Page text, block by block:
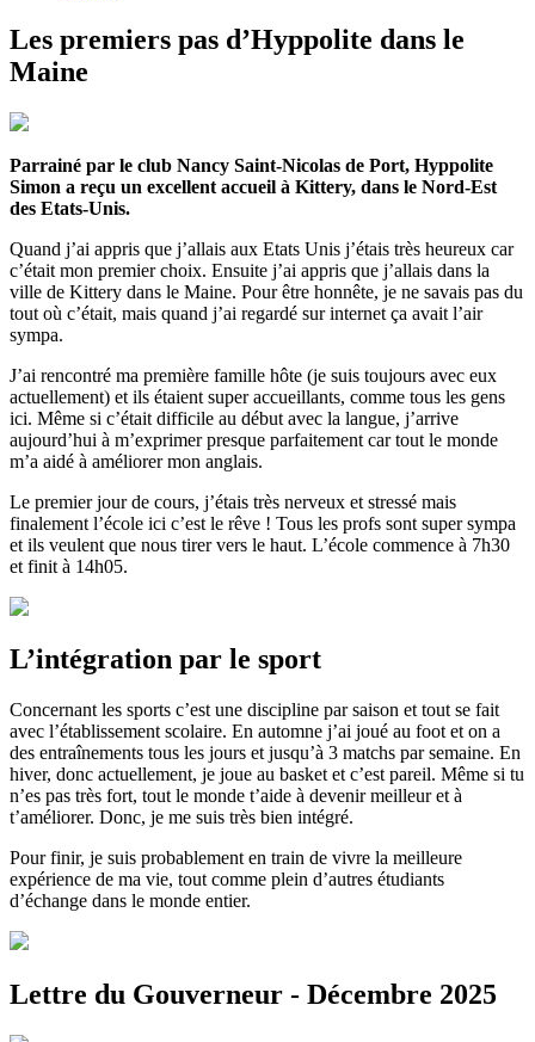
Les premiers pas d’Hyppolite dans le
Maine
Parrainé par le club Nancy Saint-Nicolas de Port, Hyppolite
Simon a reçu un excellent accueil à Kittery, dans le Nord-Est
des Etats-Unis.
Quand j’ai appris que j’allais aux Etats Unis j’étais très heureux car
c’était mon premier choix. Ensuite j’ai appris que j’allais dans la
ville de Kittery dans le Maine. Pour être honnête, je ne savais pas du
tout où c’était, mais quand j’ai regardé sur internet ça avait l’air
sympa.
J’ai rencontré ma première famille hôte (je suis toujours avec eux
actuellement) et ils étaient super accueillants, comme tous les gens
ici. Même si c’était difficile au début avec la langue, j’arrive
aujourd’hui à m’exprimer presque parfaitement car tout le monde
m’a aidé à améliorer mon anglais.
Le premier jour de cours, j’étais très nerveux et stressé mais
finalement l’école ici c’est le rêve ! Tous les profs sont super sympa
et ils veulent que nous tirer vers le haut. L’école commence à 7h30
et finit à 14h05.
L’intégration par le sport
Concernant les sports c’est une discipline par saison et tout se fait
avec l’établissement scolaire. En automne j’ai joué au foot et on a
des entraînements tous les jours et jusqu’à 3 matchs par semaine. En
hiver, donc actuellement, je joue au basket et c’est pareil. Même si tu
n’es pas très fort, tout le monde t’aide à devenir meilleur et à
t’améliorer. Donc, je me suis très bien intégré.
Pour finir, je suis probablement en train de vivre la meilleure
expérience de ma vie, tout comme plein d’autres étudiants
d’échange dans le monde entier.
Lettre du Gouverneur - Décembre 2025